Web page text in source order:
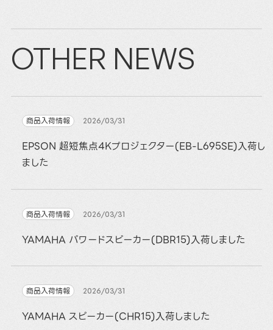
OTHER NEWS
商品入荷情報 2026/03/31
EPSON 超短焦点4Kプロジェクター(EB-L695SE)入荷し
ました
商品入荷情報 2026/03/31
YAMAHA パワードスピーカー(DBR15)入荷しました
商品入荷情報 2026/03/31
YAMAHA スピーカー(CHR15)入荷しました